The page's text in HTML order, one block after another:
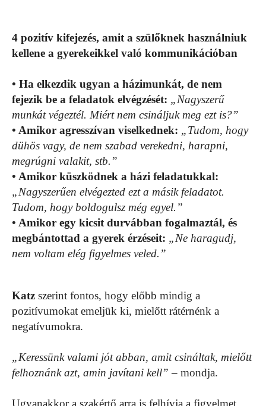
4 pozitív kifejezés, amit a szülőknek használniuk
kellene a gyerekeikkel való kommunikációban
• Ha elkezdik ugyan a házimunkát, de nem
fejezik be a feladatok elvégzését: „Nagyszerű
munkát végeztél. Miért nem csináljuk meg ezt is?”
• Amikor agresszívan viselkednek: „Tudom, hogy
dühös vagy, de nem szabad verekedni, harapni,
megrúgni valakit, stb.”
• Amikor küszködnek a házi feladatukkal:
„Nagyszerűen elvégezted ezt a másik feladatot.
Tudom, hogy boldogulsz még egyel.”
• Amikor egy kicsit durvábban fogalmaztál, és
megbántottad a gyerek érzéseit: „Ne haragudj,
nem voltam elég figyelmes veled.”
Katz szerint fontos, hogy előbb mindig a
pozitívumokat emeljük ki, mielőtt rátérnénk a
negatívumokra.
„Keressünk valami jót abban, amit csináltak, mielőtt
felhoznánk azt, amin javítani kell” – mondja.
Ugyanakkor a szakértő arra is felhívja a figyelmet,